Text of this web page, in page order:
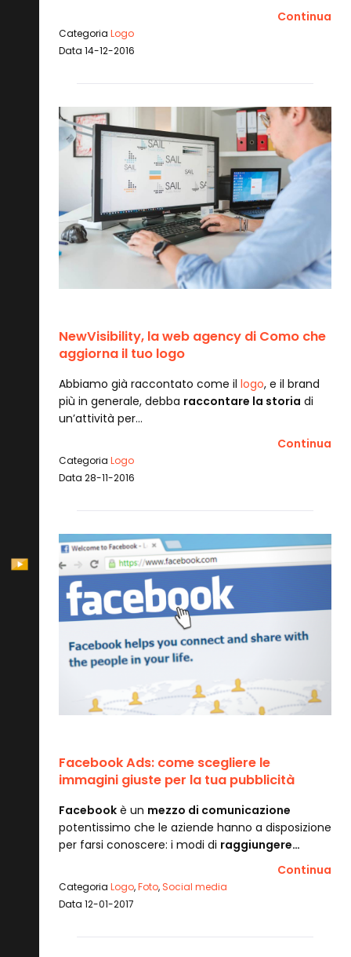
Continua
Categoria Logo
Data 14-12-2016
NewVisibility, la web agency di Como che
aggiorna il tuo logo
Abbiamo già raccontato come il logo, e il brand
più in generale, debba raccontare la storia di
un’attività per…
Continua
Categoria Logo
Data 28-11-2016
Facebook Ads: come scegliere le
immagini giuste per la tua pubblicità
Facebook è un mezzo di comunicazione
potentissimo che le aziende hanno a disposizione
per farsi conoscere: i modi di raggiungere…
Continua
Categoria Logo,Foto, Social media
Data 12-01-2017